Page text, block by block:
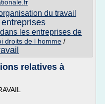
du travail
les entreprises de
droits de l homme /
relatives à